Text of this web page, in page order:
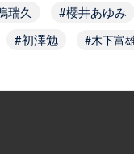
瑞久 櫻井あゆみ
初澤勉 木下富